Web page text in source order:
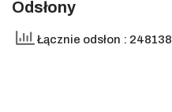
Odsłony
Łącznie odsłon : 248138